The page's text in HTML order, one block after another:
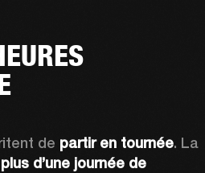
de partir en tournée. La
plus d’une journée de